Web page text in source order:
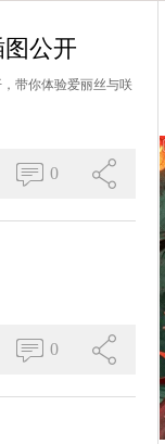
公开
带你体验爱丽丝与咲
0
0